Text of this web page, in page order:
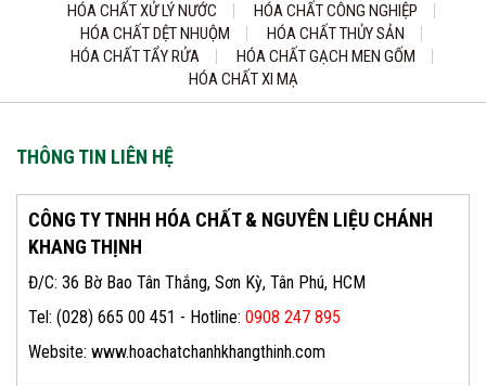
HÓA CHẤT XỬ LÝ NƯỚC
HÓA CHẤT CÔNG NGHIỆP
HÓA CHẤT DỆT NHUỘM
HÓA CHẤT THỦY SẢN
HÓA CHẤT TẨY RỬA
HÓA CHẤT GẠCH MEN GỐM
HÓA CHẤT XI MẠ
THÔNG TIN LIÊN HỆ
CÔNG TY TNHH HÓA CHẤT & NGUYÊN LIỆU CHÁNH
KHANG THỊNH
Đ/C: 36 Bờ Bao Tân Thắng, Sơn Kỳ, Tân Phú, HCM
Tel: (028) 665 00 451 - Hotline: 0908 247 895
Website: www.hoachatchanhkhangthinh.com